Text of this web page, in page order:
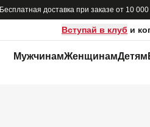
Бесплатная доставка при заказе от 10
Вступай в клуб и
МужчинамЖенщинамДетям